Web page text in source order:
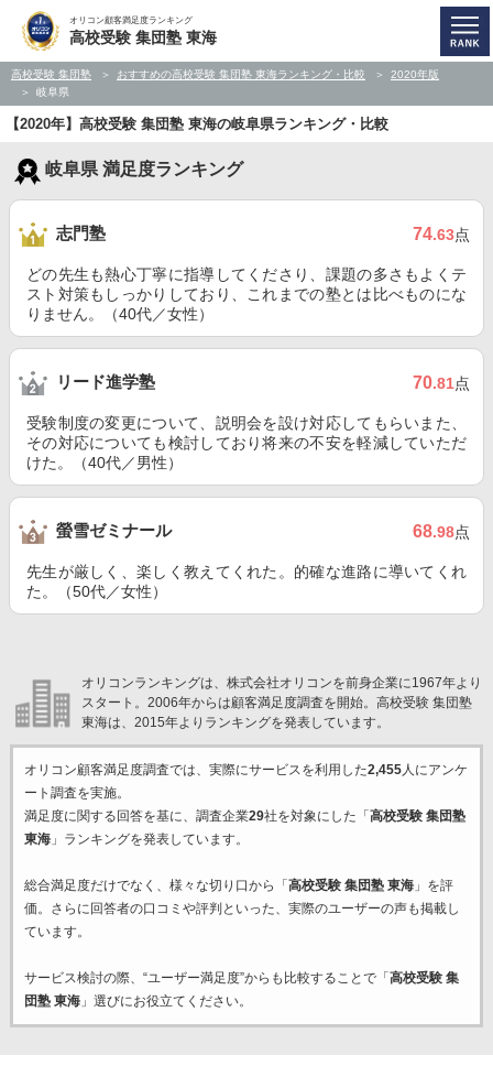
オリコン顧客満足度ランキング
高校受験 集団塾 東海
高校受験 集団塾 おすすめの高校受験 集団塾 東海ランキング・比較
2020年版
岐阜県
【2020年】高校受験 集団塾 東海の岐阜県ランキング・比較
岐阜県 満足度ランキング
志門塾 74.63点
どの先生も熱心丁寧に指導してくださり、課題の多さもよくテ
スト対策もしっかりしており、これまでの塾とは比べものにな
りません。（40代／女性）
リード進学塾 70.81点
受験制度の変更について、説明会を設け対応してもらいまた、
その対応についても検討しており将来の不安を軽減していただ
けた。（40代／男性）
螢雪ゼミナール 68.98点
先生が厳しく、楽しく教えてくれた。的確な進路に導いてくれ
た。（50代／女性）
オリコンランキングは、株式会社オリコンを前身企業に1967年より
スタート。2006年からは顧客満足度調査を開始。高校受験 集団塾
東海は、2015年よりランキングを発表しています。
オリコン顧客満足度調査では、実際にサービスを利用した2,455人にアンケ
ート調査を実施。
満足度に関する回答を基に、調査企業29社を対象にした「 高校受験 集団塾
東海」ランキングを発表しています。
総合満足度だけでなく、様々な切り口から「 高校受験 集団塾 東海」を評
価。さらに回答者の口コミや評判といった、実際のユーザーの声も掲載し
ています。
サービス検討の際、“ユーザー満足度”からも比較することで「 高校受験 集
団塾 東海」選びにお役立てください。